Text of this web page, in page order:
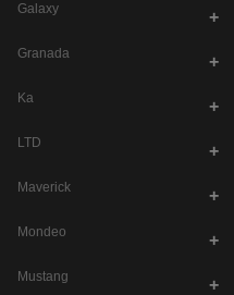
Galaxy +
Granada +
Ka +
LTD +
Maverick +
Mondeo +
Mustang +